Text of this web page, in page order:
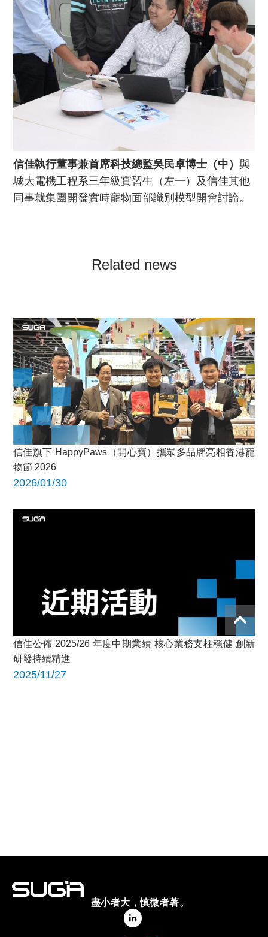
信佳執行董事兼首席科技總監吳民卓博士（中） 與
城大電機工程系三年級實習生（左一）及信佳其他
同事就集團開發實時寵物面部識別模型開會討論。
Related news
信佳旗下 HappyPaws（開心寶）攜眾多品牌亮相香港寵
物節 2026
2026/01/30
信佳公佈 2025/26 年度中期業績 核心業務支柱穩健 創新
研發持續精進
2025/11/27
盡小者大，慎微者著。